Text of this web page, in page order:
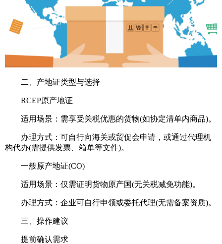
二、‌产地证类型与选择‌
RCEP原产地证‌
适用场景：需享受关税优惠的货物(如协定清单内商品)‌。
办理方式：可自行向海关或贸促会申请，或通过代理机
构代办(需提供发票、箱单等文件)‌。
一般原产地证(CO)‌
适用场景：仅需证明货物原产国(无关税减免功能)‌。
办理方式：企业可自行申领或委托代理(无需备案资质)‌。
三、‌操作建议‌
提前确认需求‌